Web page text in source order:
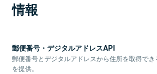
情報
郵便番号・デジタルアドレスAPI
郵便番号とデジタルアドレスから住所を取得で
を提供。